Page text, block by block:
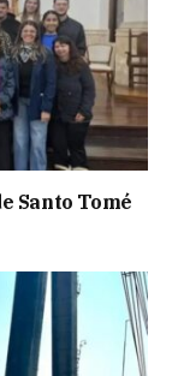
Santo Tomé